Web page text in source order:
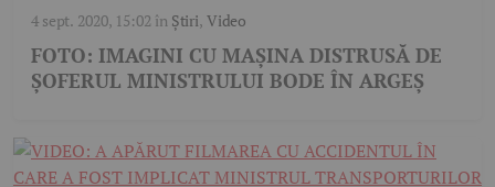
4 sept. 2020, 15:02 în Știri, Video
FOTO: IMAGINI CU MAŞINA DISTRUSĂ DE
ŞOFERUL MINISTRULUI BODE ÎN ARGEŞ